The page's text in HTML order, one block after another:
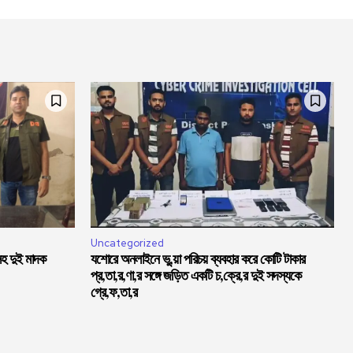
দুই মাদক
Uncategorized
যশোরে অনলাইনে ভু,য়া পরিচয় ব্যবহার করে কোটি টাকার
প্র,তা,র,ণা,র সঙ্গে জড়িত একটি চ,ক্রে,র দুই সদস্যকে
গ্রে,ফ,তা,র